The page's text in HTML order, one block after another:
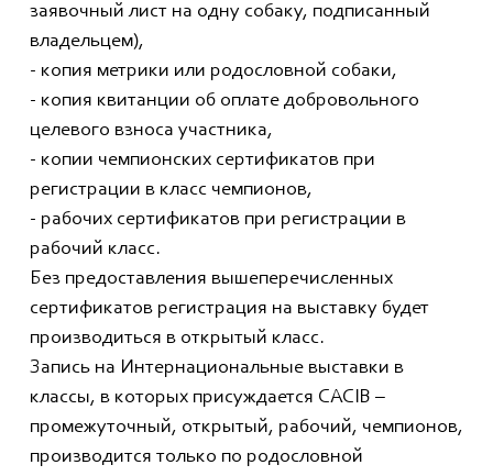
заявочный лист на одну собаку, подписанный
владельцем),
- копия метрики или родословной собаки,
- копия квитанции об оплате добровольного
целевого взноса участника,
- копии чемпионских сертификатов при
регистрации в класс чемпионов,
- рабочих сертификатов при регистрации в
рабочий класс.
Без предоставления вышеперечисленных
сертификатов регистрация на выставку будет
производиться в открытый класс.
Запись на Интернациональные выставки в
классы, в которых присуждается CACIB –
промежуточный, открытый, рабочий, чемпионов,
производится только по родословной